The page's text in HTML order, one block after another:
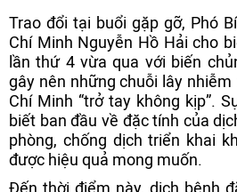
Trao đổi tại buổi gặp gỡ, Phó
Chí Minh Nguyễn Hồ Hải cho
lần thứ 4 vừa qua với biến
gây nên những chuỗi lây
Chí Minh “trở tay không kịp”.
biết ban đầu về đặc tính của
phòng, chống dịch triển khai
được hiệu quả mong muốn.
Đến thời điểm này, dịch bệnh